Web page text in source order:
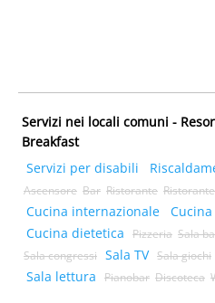
Servizi nei locali comuni -
Breakfast
Servizi per disabili
Ascensore Bar Ristorante
Cucina internazionale
Cucina dietetica
Pizzeria Sala
Sala congressi Sala TV Sala giochi
Sala lettura Pianobar Discoteca